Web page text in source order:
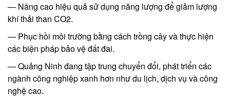
Nâng cao hiệu quả sử dụng năng lượng để giảm lượng
khí thải than CO2.
Phục hồi môi trường bằng cách trồng cây và thực hiện
các biện pháp bảo vệ đất đai.
Quảng Ninh đang tập trung chuyển đổi, phát triển các
ngành công nghiệp xanh hơn như du lịch, dịch vụ và công
nghệ cao.